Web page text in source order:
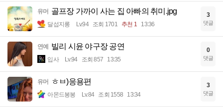
유머 골프장 가까이 사는 집 아빠의 취미.jpg
달섭지롱 Lv.94 조회 1701 추천 1 13:36
3
댓글
연예 빌리 시윤 야구장 공연
입사 Lv.94 조회 857 13:35
0
댓글
유머 ㅎㅂ)응용편
아몬드봉봉 Lv.84 조회 1558 13:34
3
댓글